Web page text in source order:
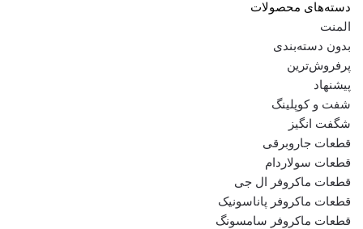
دسته‌های محصولات
المنت
بدون دسته‌بندی
پرفروش‌ترین
پیشنهاد
شفت و کوپلینگ
شگفت انگیز
قطعات جاروبرقی
قطعات سولاردام
قطعات ماکروفر ال جی
قطعات ماکروفر پاناسونیک
قطعات ماکروفر سامسونگ